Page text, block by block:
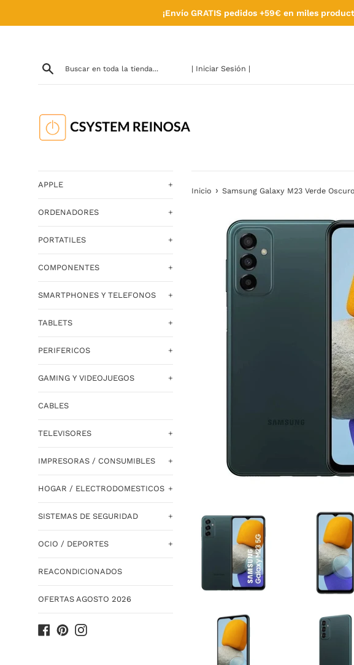
¡Envío GRATIS pedidos +59€ en miles
| Iniciar Sesión |
APPLE +
ORDENADORES +
PORTATILES +
COMPONENTES +
SMARTPHONES Y TELEFONOS +
TABLETS +
PERIFERICOS +
GAMING Y VIDEOJUEGOS +
CABLES
TELEVISORES +
IMPRESORAS / CONSUMIBLES +
HOGAR / ELECTRODOMESTICOS +
SISTEMAS DE SEGURIDAD +
OCIO / DEPORTES +
REACONDICIONADOS
OFERTAS AGOSTO 2026
Facebook
PinterestInstagram
Inicio › Samsung Galaxy M23 Verde